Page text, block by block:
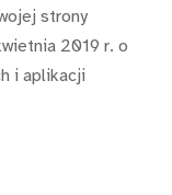
strony
2019 r. o
i aplikacji